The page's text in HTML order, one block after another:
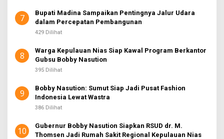
7
Bupati Madina Sampaikan Pentingnya Jalur Udara
dalam Percepatan Pembangunan
429 Dilihat
8
Warga Kepulauan Nias Siap Kawal Program Berkantor
Gubsu Bobby Nasution
395 Dilihat
9
Bobby Nasution: Sumut Siap Jadi Pusat Fashion
Indonesia Lewat Wastra
386 Dilihat
10
Gubernur Bobby Nasution Siapkan RSUD dr. M.
Thomsen Jadi Rumah Sakit Regional Kepulauan Nias